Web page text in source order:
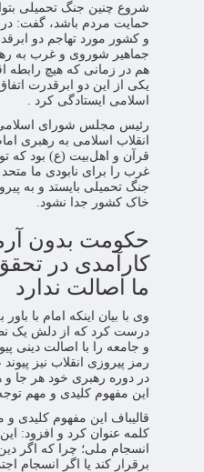
شروع چنین جنگ تحمیلی
و کشور مورد تهاجم دو
جماهیر شوروی و غرب به
هم در زمانی که هیچ رابطه
یکی از این دو ابرقدرت
اسلامی ایستادگی کرد .
رئیس مجلس شورای
انقلاب اسلامی به رهبری
قرآن و اهل‌بیت (ع) بود که
غرب را برای نابودی ما
جنگ تحمیلی بایستد و به
خاک کشور جدا نشود.
حکومت بدون
کارآمدی در
ما اصالت ندارد
وی با بیان اینکه امام با
درست کرد که از دلش یک
و جامعه را با اصالت دینی
رمز پیروزی انقلاب نیز
در دوره رهبری خود هر جا و
این مفهوم کلیدی و مهم
قالیباف این مفهوم کلیدی و
کلمه عنوان کرد و افزود:
انسجام ملی؛ چرا که اگر
برقرار کند یا اگر انسجام